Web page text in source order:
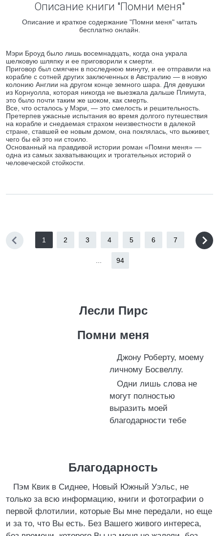
Описание книги "Помни меня"
Описание и краткое содержание "Помни меня" читать
бесплатно онлайн.
Мэри Броуд было лишь восемнадцать, когда она украла
шелковую шляпку и ее приговорили к смерти.
Приговор был смягчен в последнюю минуту, и ее отправили на
корабле с сотней других заключенных в Австралию — в новую
колонию Англии на другом конце земного шара. Для девушки
из Корнуолла, которая никогда не выезжала дальше Плимута,
это было почти таким же шоком, как смерть.
Все, что осталось у Мэри, — это смелость и решительность.
Претерпев ужасные испытания во время долгого путешествия
на корабле и снедаемая страхом неизвестности в далекой
стране, ставшей ее новым домом, она поклялась, что выживет,
чего бы ей это ни стоило.
Основанный на правдивой истории роман «Помни меня» —
одна из самых захватывающих и трогательных историй о
человеческой стойкости.
1 2 3 4 5 6 7
94
Лесли Пирс
Помни меня
Джону Роберту, моему
личному Босвеллу.
Одни лишь слова не
могут полностью
выразить моей
благодарности тебе
Благодарность
Пэм Квик в Сиднее, Новый Южный Уэльс, не
только за всю информацию, книги и фотографии о
первой флотилии, которые Вы мне передали, но еще
и за то, что Вы есть. Без Вашего живого интереса,